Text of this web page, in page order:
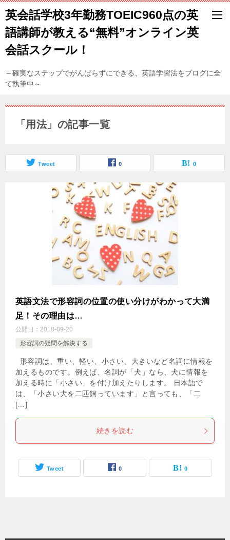
英会話学校3年勤務TOEIC960点の英
語講師が教える“無料”オンライン英
会話スクール！
～確実なステップでがんばらずにできる、英語学習法をブログに全
て執筆中～
「用法」の記事一覧
Tweet 0 0
英語文法で形容詞の位置の使い分けがわかって大満
足！その理由は…
公開日： 2018-09-20
形容詞の疑問を解決する
形容詞は、重い、軽い、小さい、大きいなど名詞に情報を
加えるものです。例えば、名詞が「犬」なら、犬に情報を
加える時に「小さい」を付け加えたりします。 日本語で
は、「小さい犬を二匹飼っています」と言っても、「二
[…]
続きを読む
Tweet 0 0